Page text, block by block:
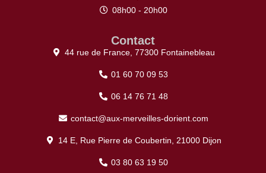
08h00 - 20h00
Contact
44 rue de France, 77300 Fontainebleau
01 60 70 09 53
06 14 76 71 48
contact@aux-merveilles-dorient.com
14 E, Rue Pierre de Coubertin, 21000 Dijon
03 80 63 19 50